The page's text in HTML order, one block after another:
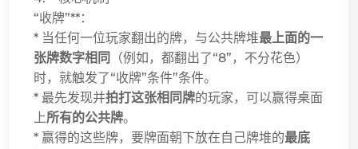
“收牌”**：
* 当任何一位玩家翻出的牌，与公共牌堆最上面的一
张牌数字相同
（例如，都翻出了“8”，不分花色）
时，就触发了“收牌”条件”条件。
* 最先发现并拍打这张相同牌的玩家，可以赢得桌面
上所有的公共牌。
* 赢得的这些牌，要牌面朝下放在自己牌堆的最底